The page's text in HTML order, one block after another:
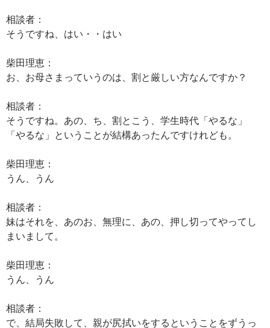
相談者：
そうですね、はい・・はい
柴田理恵：
お、お母さまっていうのは、割と厳しい方なんですか？
相談者：
そうですね。あの、ち、割とこう、学生時代「やるな」
「やるな」ということが結構あったんですけれども。
柴田理恵：
うん、うん
相談者：
妹はそれを、あのお、無理に、あの、押し切ってやってし
まいまして。
柴田理恵：
うん、うん
相談者：
で、結局失敗して、親が尻拭いをするということをずうっ